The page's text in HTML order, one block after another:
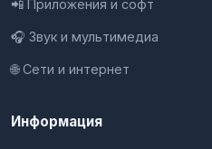
📲 Приложения и софт
🎧 Звук и мультимедиа
🌐 Сети и интернет
Информация